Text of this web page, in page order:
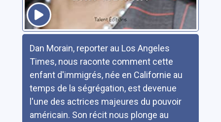
Dan Morain, reporter au Los Angeles
Times, nous raconte comment cette
enfant d'immigrés, née en Californie au
temps de la ségrégation, est devenue
l'une des actrices majeures du pouvoir
américain. Son récit nous plonge au